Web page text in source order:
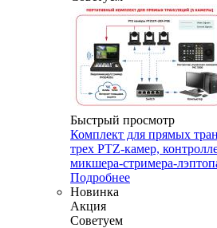
Быстрый просмотр
Комплект для прямых
трех PTZ-камер,
микшера-стримера-
Подробнее
Новинка
Акция
Советуем